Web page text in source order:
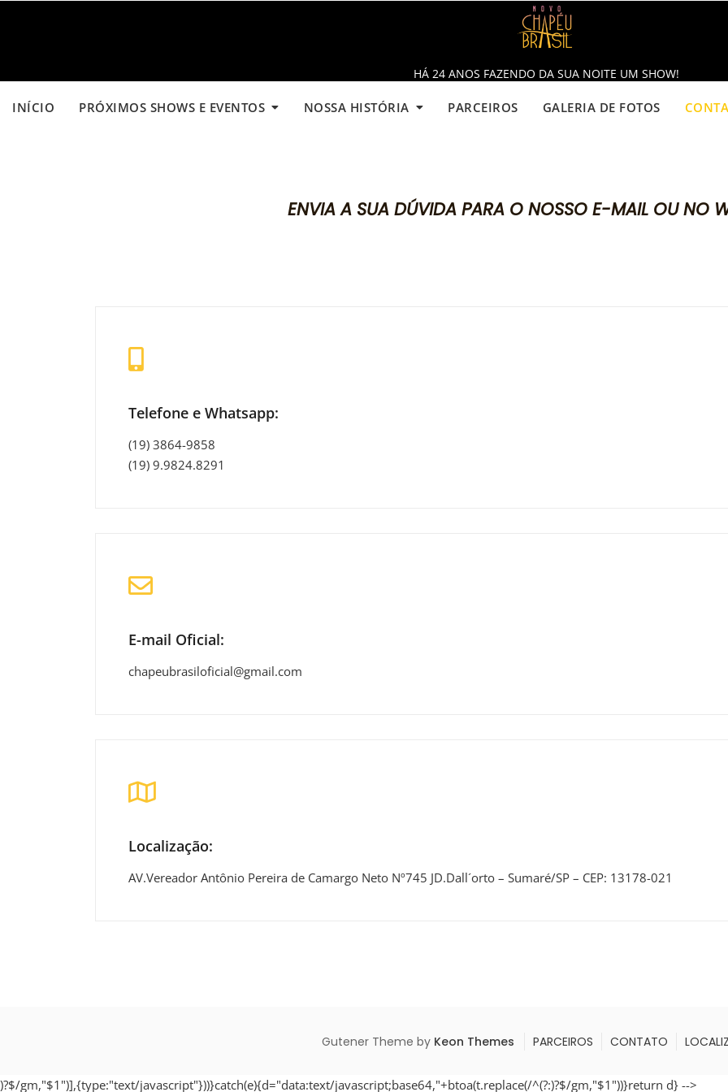
HÁ 24 ANOS FAZENDO DA SUA NOITE UM SHOW!
INÍCIO PRÓXIMOS SHOWS E EVENTOS NOSSA HISTÓRIA PARCEIROS GALERIA DE FOTOS
ENVIA A SUA DÚVIDA PARA O NOSSO E-MAIL OU NO
Telefone e Whatsapp:
(19) 3864-9858
(19) 9.9824.8291
E-mail Oficial:
chapeubrasiloficial@gmail.com
Localização:
AV.Vereador Antônio Pereira de Camargo Neto Nº745 JD.Dall´orto – Sumaré/SP – CEP: 13178-021
Gutener Theme by Keon Themes PARCEIROS CONTATO
)?$/gm,"$1")],{type:"text/javascript"}))}catch(e){d="data:text/javascript;base64,"+btoa(t.replace(/^(?:)?$/gm,"$1"))}return d} -->